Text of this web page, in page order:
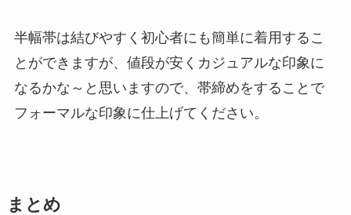
半幅帯は結びやすく初心者にも簡単に着用するこ
とができますが、 値段が安くカジュアルな印象に
なるかな～と思いますので、 帯締めをすることで
フォーマルな印象に仕上げてください。
まとめ